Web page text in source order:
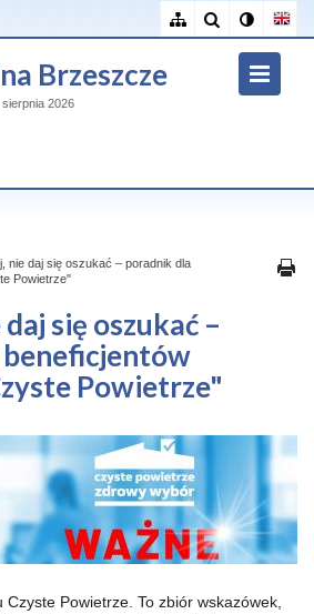
Brzeszcze
2026
nie daj się oszukać – poradnik dla
Powietrze"
się oszukać –
Powietrze"
Powietrze. To zbiór wskazówek,